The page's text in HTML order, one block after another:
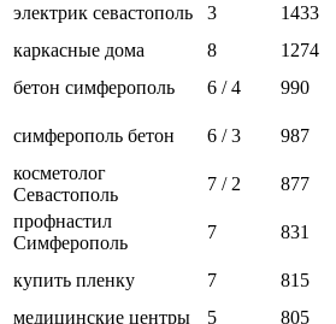
электрик севастополь 3 1433
каркасные дома
8 1274
бетон симферополь
6 / 4 990
симферополь бетон 6 / 3 987
косметолог
Севастополь
7 / 2 877
профнастил
Симферополь
7 831
купить пленку 7 815
медицинские центры
5 805